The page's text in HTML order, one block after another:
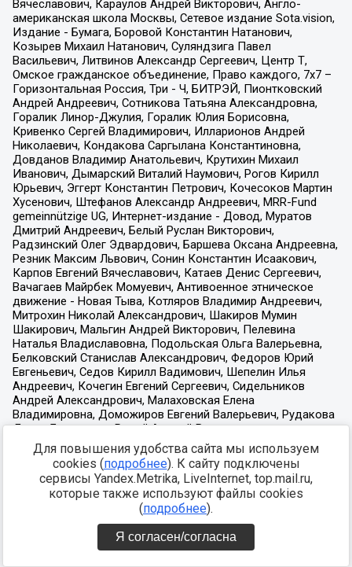
Для повышения удобства сайта мы используем
cookies (подробнее). К сайту подключены
сервисы Yandex.Metrika, LiveInternet, top.mail.ru,
которые также используют файлы cookies
(подробнее).
Я согласен/согласна